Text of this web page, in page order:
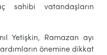
sahibi vatandaşların
Yetişkin, Ramazan ayı
önemine dikkat